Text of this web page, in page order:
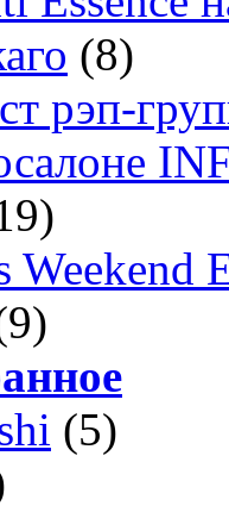
(8)
рэп-
Weekend
(5)